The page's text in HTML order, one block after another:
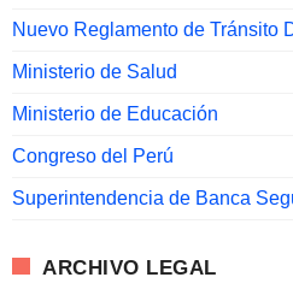
Nuevo Reglamento de Tránsito
Ministerio de Salud
Ministerio de Educación
Congreso del Perú
Superintendencia de Banca
ARCHIVO LEGAL